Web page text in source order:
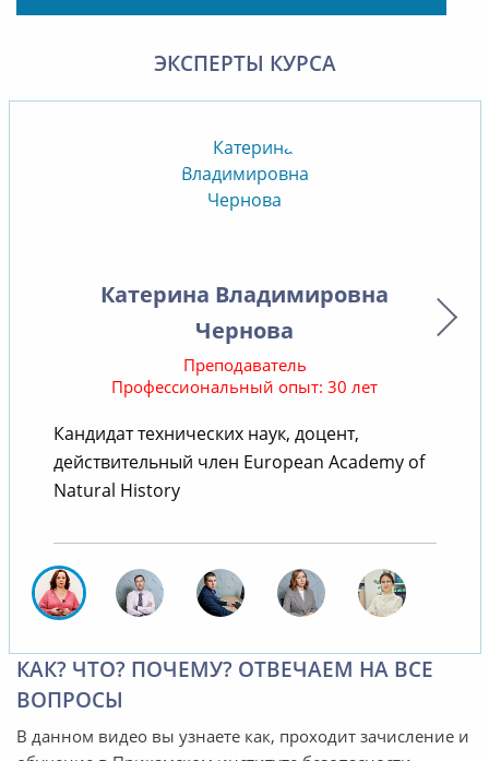
ЭКСПЕРТЫ КУРСА
Катерина Владимировна
Чернова
Преподаватель
Профессиональный опыт: 30 лет
Кандидат технических наук, доцент,
действительный член European Academy of
Natural History
КАК? ЧТО? ПОЧЕМУ? ОТВЕЧАЕМ НА ВСЕ
ВОПРОСЫ
В данном видео вы узнаете как, проходит зачисление и